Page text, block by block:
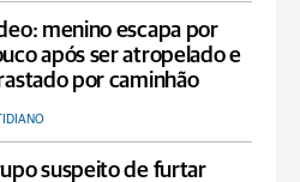
menino escapa por
após ser atropelado e
por caminhão
suspeito de furtar